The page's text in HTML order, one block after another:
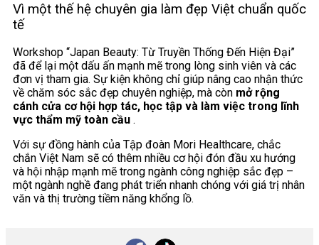
Vì một thế hệ chuyên gia làm đẹp Việt chuẩn quốc
tế
Workshop “Japan Beauty: Từ Truyền Thống Đến Hiện Đại”
đã để lại một dấu ấn mạnh mẽ trong lòng sinh viên và các
đơn vị tham gia. Sự kiện không chỉ giúp nâng cao nhận thức
về chăm sóc sắc đẹp chuyên nghiệp, mà còn mở rộng
cánh cửa cơ hội hợp tác, học tập và làm việc trong lĩnh
vực thẩm mỹ toàn cầu .
Với sự đồng hành của Tập đoàn Mori Healthcare, chắc
chắn Việt Nam sẽ có thêm nhiều cơ hội đón đầu xu hướng
và hội nhập mạnh mẽ trong ngành công nghiệp sắc đẹp –
một ngành nghề đang phát triển nhanh chóng với giá trị nhân
văn và thị trường tiềm năng khổng lồ.